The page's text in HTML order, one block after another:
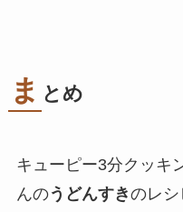
ま とめ
キューピー3分クッキ
んのうどんすきのレ